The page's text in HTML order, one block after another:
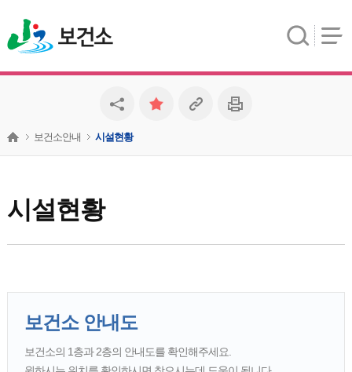
보건소
시설현황
보건소안내 시설현황
보건소 안내도
보건소의 1층과 2층의 안내도를 확인해주세요.